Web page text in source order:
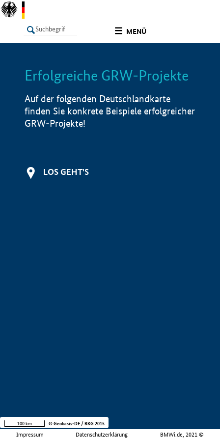
MENÜ
LISTE Info
Erfolgreiche GRW-Projekte
Auf der folgenden Deutschlandkarte
finden Sie konkrete Beispiele erfolgreicher
GRW-Projekte!
LOS GEHT'S
Impressum Datenschutzerklärung BMWi.de, 2021 ©
100 km © Geobasis-DE / BKG 2015